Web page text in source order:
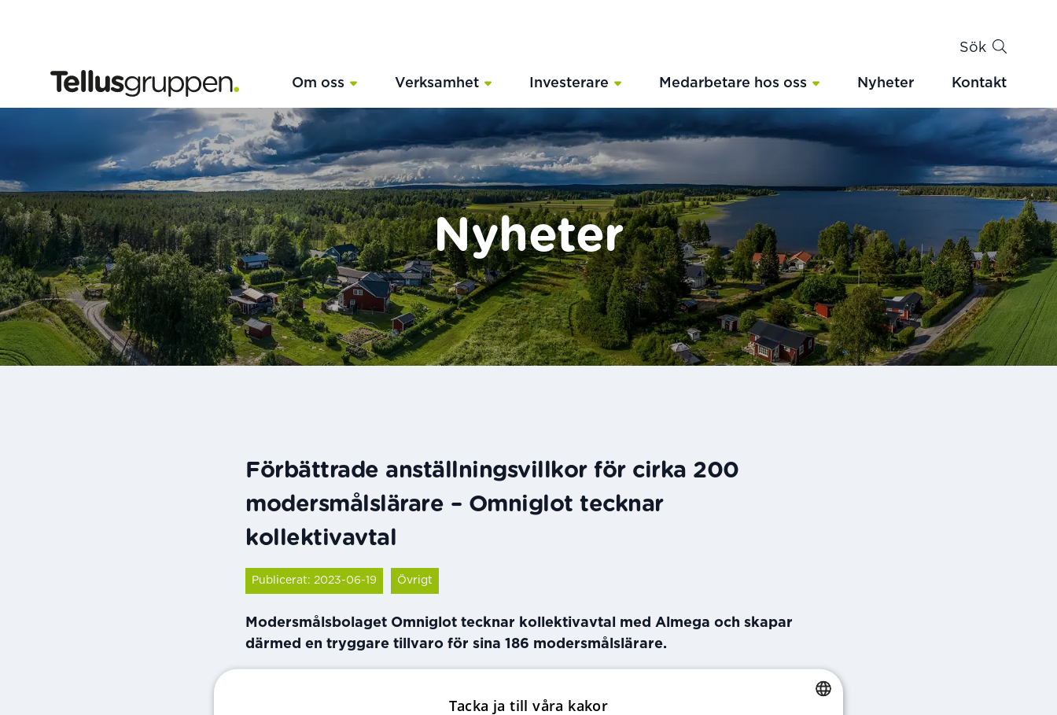
Sök
Hoppa till innehåll
Tellusgruppen Om oss Verksamhet Investerare Medarbetare hos oss Nyheter Kontakt
Nyheter
Förbättrade anställningsvillkor för cirka 200
modersmålslärare – Omniglot tecknar
kollektivavtal
Publicerat: 2023-06-19 Övrigt
Modersmålsbolaget Omniglot tecknar kollektivavtal med Almega och skapar
därmed en tryggare tillvaro för sina 186 modersmålslärare.
process för att ansluta de lärare som arbetar på Omniglot till friskoleavtalet
Tacka ja till våra kakor